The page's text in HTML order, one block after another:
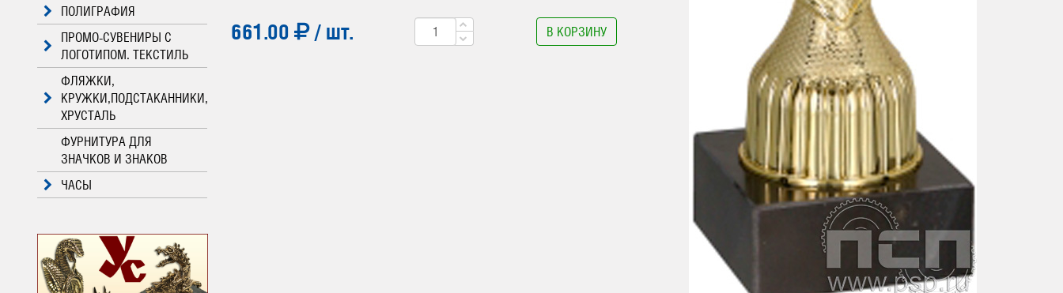
ПОЛИГРАФИЯ
ПРОМО-СУВЕНИРЫ С
ЛОГОТИПОМ. ТЕКСТИЛЬ
ФЛЯЖКИ,
КРУЖКИ,ПОДСТАКАННИКИ,
ХРУСТАЛЬ
ФУРНИТУРА ДЛЯ
ЗНАЧКОВ И ЗНАКОВ
ЧАСЫ
661.00 / шт. В КОРЗИНУ